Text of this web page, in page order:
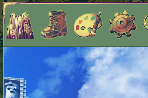
団員募集中